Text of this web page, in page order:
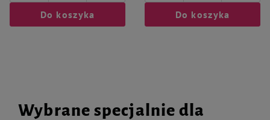
Do koszyka Do koszyka
Wybrane specjalnie dla